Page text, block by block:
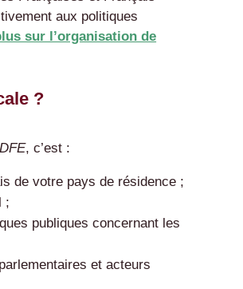
aux politiques
sur l’organisation de
?
, c’est :
de votre pays de résidence ;
;
publiques concernant les
et acteurs